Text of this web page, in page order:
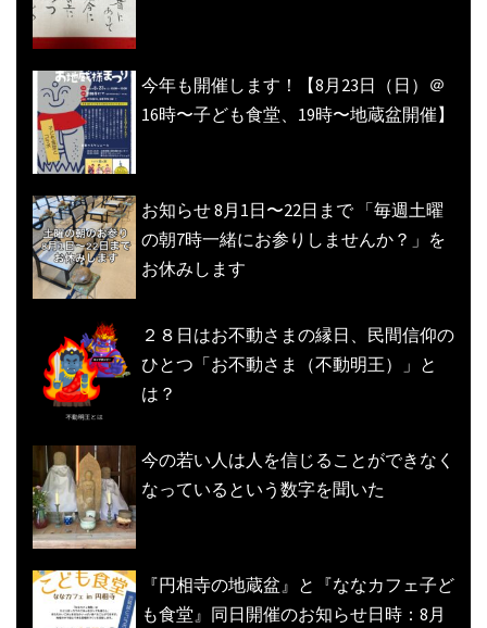
今年も開催します！【8月23日（日）＠
16時〜子ども食堂、19時〜地蔵盆開催】
お知らせ 8月1日〜22日まで 「毎週土曜
の朝7時一緒にお参りしませんか？」を
お休みします
２８日はお不動さまの縁日、民間信仰の
ひとつ「お不動さま（不動明王）」と
は？
今の若い人は人を信じることができなく
なっているという数字を聞いた
『円相寺の地蔵盆』と『ななカフェ子ど
も食堂』同日開催のお知らせ日時：8月